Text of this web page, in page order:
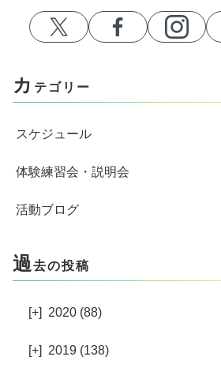
カ テゴリー
スケジュール
体験練習会・説明会
活動ブログ
過 去の投稿
[+] 2020 (88)
[+] 2019 (138)